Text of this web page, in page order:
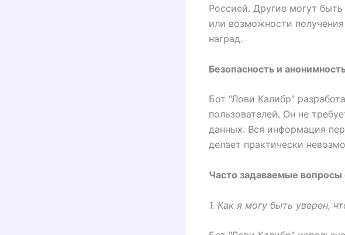
Россией. Другие могут
или возможности
наград.
Безопасность и
Бот "Лови Калибр"
пользователей. Он не
данных. Вся информация
делает практически
Часто задаваемые
1. Как я могу быть уверен,